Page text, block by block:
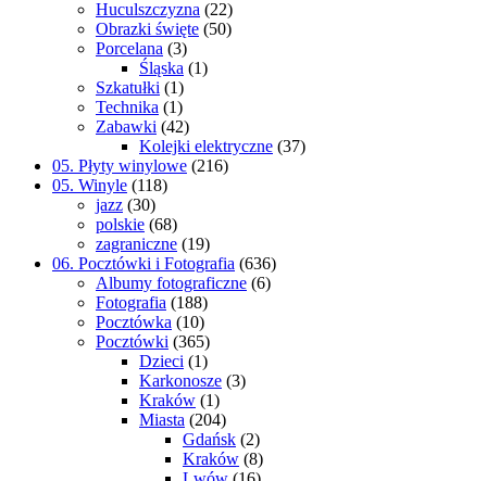
Huculszczyzna (22)
Obrazki święte (50)
Porcelana (3)
Śląska (1)
Szkatułki (1)
Technika (1)
Zabawki (42)
Kolejki elektryczne (37)
05. Płyty winylowe (216)
05. Winyle (118)
jazz (30)
polskie (68)
zagraniczne (19)
06. Pocztówki i Fotografia (636)
Albumy fotograficzne (6)
Fotografia (188)
Pocztówka (10)
Pocztówki (365)
Dzieci (1)
Karkonosze (3)
Kraków (1)
Miasta (204)
Gdańsk (2)
Kraków (8)